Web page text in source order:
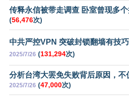
传释永信被带走调查 卧室曾现多
(56,476次)
中共严控VPN 突破封锁翻墙有技巧
2025/7/26 (131,294次)
分析台湾大罢免失败背后原因，不
2025/7/26 (47,000次)